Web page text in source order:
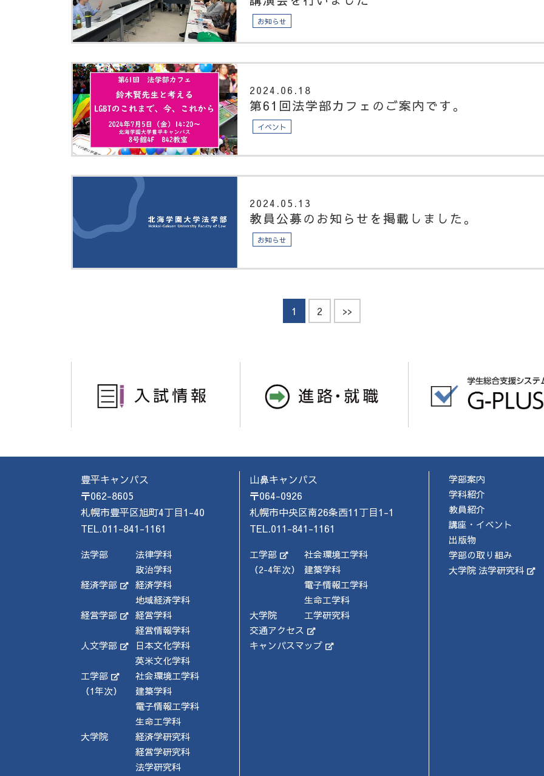
お知らせ
2024.06.18
第61回法学部カフェのご案内です。
イベント
2024.05.13
教員公募のお知らせを掲載しました。
お知らせ
1 2 >>
豊平キャンパス
〒062-8605
札幌市豊平区旭町4丁目1-40
TEL.011-841-1161
法学部
法律学科
政治学科
経済学部
経済学科
地域経済学科
経営学部
経営学科
経営情報学科
人文学部
日本文化学科
英米文化学科
工学部
（1年次）
社会環境工学科
建築学科
電子情報工学科
生命工学科
大学院
経済学研究科
経営学研究科
法学研究科
山鼻キャンパス
〒064-0926
札幌市中央区南26条西11丁目1-1
TEL.011-841-1161
工学部
（2-4年次）
社会環境工学科
建築学科
電子情報工学科
生命工学科
大学院
工学研究科
交通アクセス
キャンパスマップ
学部案内
学科紹介
教員紹介
講座・イベント
出版物
学部の取り組み
大学院 法学研究科